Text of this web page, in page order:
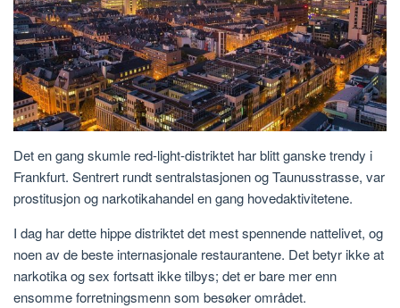
Det en gang skumle red-light-distriktet har blitt ganske trendy i
Frankfurt. Sentrert rundt sentralstasjonen og Taunusstrasse, var
prostitusjon og narkotikahandel en gang hovedaktivitetene.
I dag har dette hippe distriktet det mest spennende nattelivet, og
noen av de beste internasjonale restaurantene. Det betyr ikke at
narkotika og sex fortsatt ikke tilbys; det er bare mer enn
ensomme forretningsmenn som besøker området.